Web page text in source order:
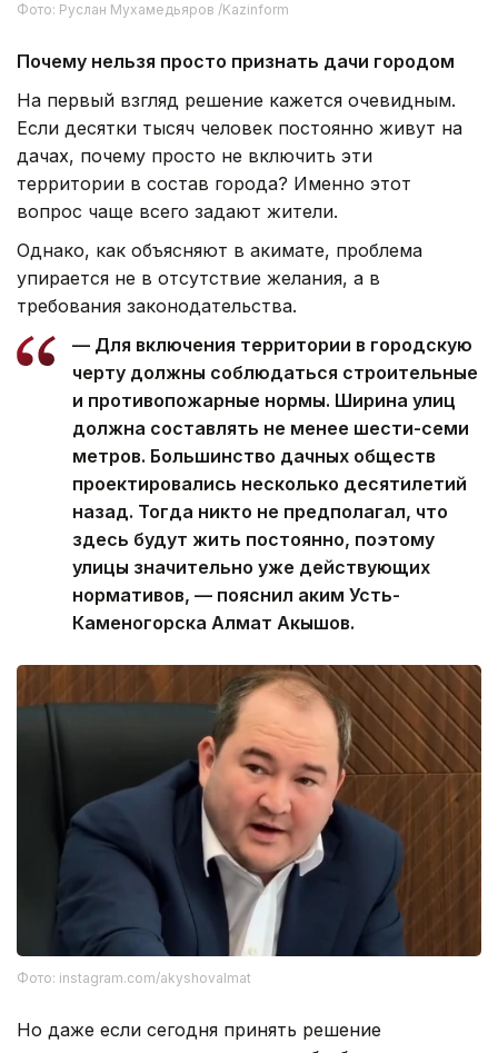
Фото: Руслан Мухамедьяров /Kazinform
Почему нельзя просто признать дачи городом
На первый взгляд решение кажется очевидным.
Если десятки тысяч человек постоянно живут на
дачах, почему просто не включить эти
территории в состав города? Именно этот
вопрос чаще всего задают жители.
Однако, как объясняют в акимате, проблема
упирается не в отсутствие желания, а в
требования законодательства.
— Для включения территории в городскую
черту должны соблюдаться строительные
и противопожарные нормы. Ширина улиц
должна составлять не менее шести-семи
метров. Большинство дачных обществ
проектировались несколько десятилетий
назад. Тогда никто не предполагал, что
здесь будут жить постоянно, поэтому
улицы значительно уже действующих
нормативов, — пояснил аким Усть-
Каменогорска Алмат Акышов.
Фото: instagram.com/akyshovalmat
Но даже если сегодня принять решение